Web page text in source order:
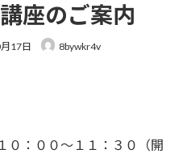
座のご案内
17日 8bywkr4v
：００〜１１：３０（開